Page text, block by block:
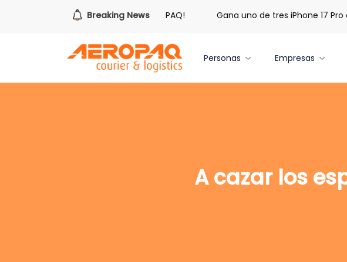
Breaking News
¡Es hora de redimir tus libras de Cash PAQ! Gana uno de tres iPhone 17 Pro
Personas Empresas
A cazar los